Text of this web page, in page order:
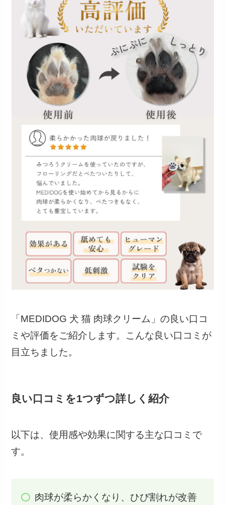
「MEDIDOG 犬 猫 肉球クリーム」の良い口コ
ミや評価をご紹介します。こんな良い口コミが
目立ちました。
良い口コミを1つずつ詳しく紹介
以下は、使用感や効果に関する主な口コミで
す。
肉球が柔らかくなり、ひび割れが改善